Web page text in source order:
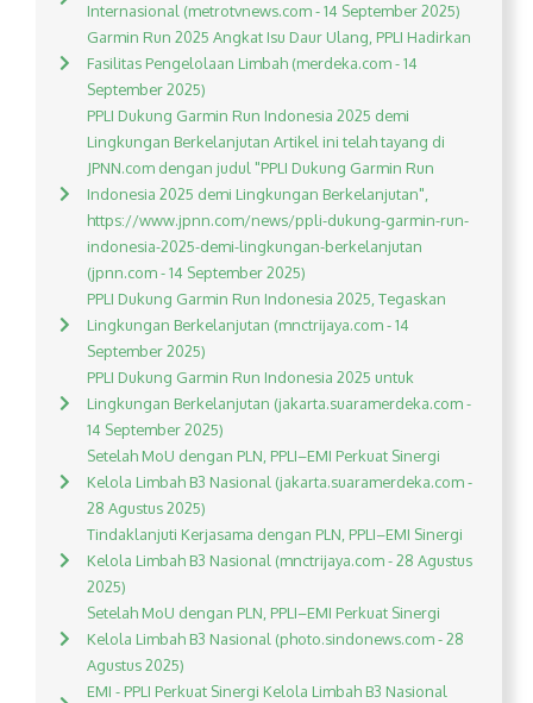
Internasional (metrotvnews.com - 14 September 2025)
Garmin Run 2025 Angkat Isu Daur Ulang, PPLI Hadirkan
Fasilitas Pengelolaan Limbah (merdeka.com - 14
September 2025)
PPLI Dukung Garmin Run Indonesia 2025 demi
Lingkungan Berkelanjutan Artikel ini telah tayang di
JPNN.com dengan judul "PPLI Dukung Garmin Run
Indonesia 2025 demi Lingkungan Berkelanjutan",
https://www.jpnn.com/news/ppli-dukung-garmin-run-
indonesia-2025-demi-lingkungan-berkelanjutan
(jpnn.com - 14 September 2025)
PPLI Dukung Garmin Run Indonesia 2025, Tegaskan
Lingkungan Berkelanjutan (mnctrijaya.com - 14
September 2025)
PPLI Dukung Garmin Run Indonesia 2025 untuk
Lingkungan Berkelanjutan (jakarta.suaramerdeka.com -
14 September 2025)
Setelah MoU dengan PLN, PPLI–EMI Perkuat Sinergi
Kelola Limbah B3 Nasional (jakarta.suaramerdeka.com -
28 Agustus 2025)
Tindaklanjuti Kerjasama dengan PLN, PPLI–EMI Sinergi
Kelola Limbah B3 Nasional (mnctrijaya.com - 28 Agustus
2025)
Setelah MoU dengan PLN, PPLI–EMI Perkuat Sinergi
Kelola Limbah B3 Nasional (photo.sindonews.com - 28
Agustus 2025)
EMI - PPLI Perkuat Sinergi Kelola Limbah B3 Nasional